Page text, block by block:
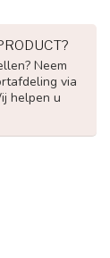
Neem
via
helpen u